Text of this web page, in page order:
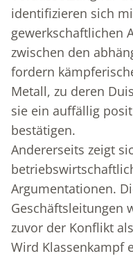
identifizieren sich
gewerkschaftlichen
zwischen den
fordern
Metall, zu deren
sie ein auffällig
bestätigen.
Andererseits zeigt
Argumentationen.
Geschäftsleitungen
zuvor der Konflikt
Wird Klassenkampf